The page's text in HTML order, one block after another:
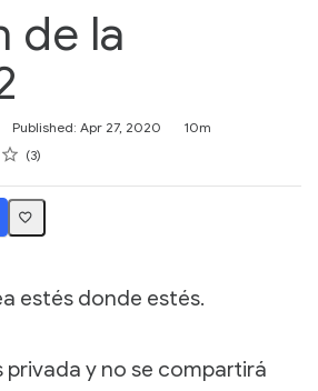
de la
Published: Apr 27, 2020
10m
3
estés donde estés.
privada y no se compartirá